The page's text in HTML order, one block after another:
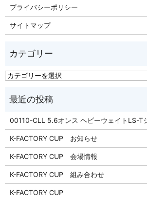
プライバシーポリシー
サイトマップ
00110-CLL 5.6オンス ヘビーウェイトLS-T
K-FACTORY CUP お知らせ
K-FACTORY CUP 会場情報
K-FACTORY CUP 組み合わせ
K-FACTORY CUP